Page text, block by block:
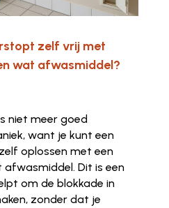
zelf vrij met
wat afwasmiddel?
niet meer goed
want je kunt een
oplossen met een
Dit is een
om de blokkade in
zonder dat je